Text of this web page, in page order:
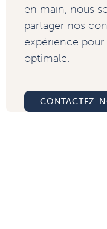
en main, nous
partager nos
expérience
optimale.
CONTACTEZ-